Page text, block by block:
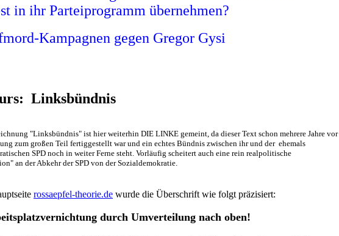
in ihr Parteiprogramm übernehmen?
Kampagnen gegen Gregor Gysi
Linksbündnis
"Linksbündnis" ist hier weiterhin DIE LINKE gemeint, da dieser Text schon mehrere Jahre vor
zum großen Teil fertiggestellt war und ein echtes Bündnis zwischen ihr und der ehemals
SPD noch in weiter Ferne steht. Vorläufig scheitert auch eine rein realpolitische
an der Abkehr der SPD von der Sozialdemokratie.
rossaepfel-theorie.de wurde die Überschrift wie folgt präzisiert:
durch Umverteilung nach oben!